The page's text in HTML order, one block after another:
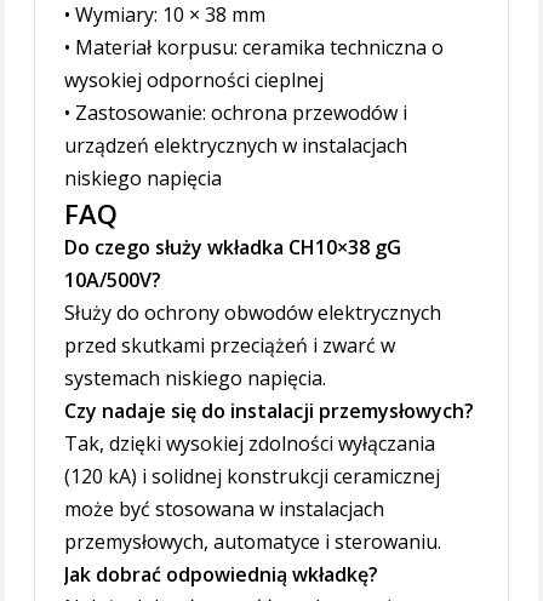
• Wymiary: 10 × 38 mm
• Materiał korpusu: ceramika techniczna o
wysokiej odporności cieplnej
• Zastosowanie: ochrona przewodów i
urządzeń elektrycznych w instalacjach
niskiego napięcia
FAQ
Do czego służy wkładka CH10×38 gG
10A/500V?
Służy do ochrony obwodów elektrycznych
przed skutkami przeciążeń i zwarć w
systemach niskiego napięcia.
Czy nadaje się do instalacji przemysłowych?
Tak, dzięki wysokiej zdolności wyłączania
(120 kA) i solidnej konstrukcji ceramicznej
może być stosowana w instalacjach
przemysłowych, automatyce i sterowaniu.
Jak dobrać odpowiednią wkładkę?